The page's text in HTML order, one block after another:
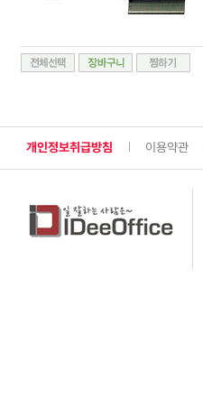
개인정보취급방침 이용약관